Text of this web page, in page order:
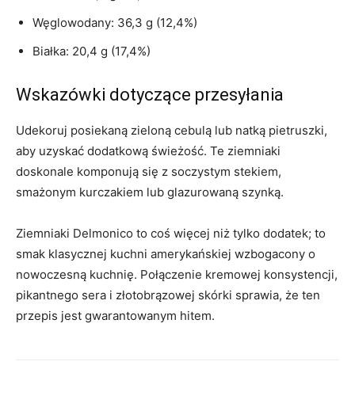
Węglowodany: 36,3 g (12,4%)
Białka: 20,4 g (17,4%)
Wskazówki dotyczące przesyłania
Udekoruj posiekaną zieloną cebulą lub natką pietruszki,
aby uzyskać dodatkową świeżość. Te ziemniaki
doskonale komponują się z soczystym stekiem,
smażonym kurczakiem lub glazurowaną szynką.
Ziemniaki Delmonico to coś więcej niż tylko dodatek; to
smak klasycznej kuchni amerykańskiej wzbogacony o
nowoczesną kuchnię. Połączenie kremowej konsystencji,
pikantnego sera i złotobrązowej skórki sprawia, że ​​ten
przepis jest gwarantowanym hitem.